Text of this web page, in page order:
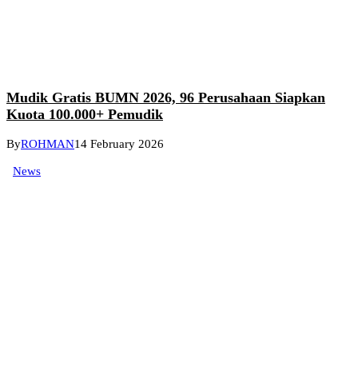
Mudik Gratis BUMN 2026, 96 Perusahaan Siapkan
Kuota 100.000+ Pemudik
ByROHMAN14 February 2026
News